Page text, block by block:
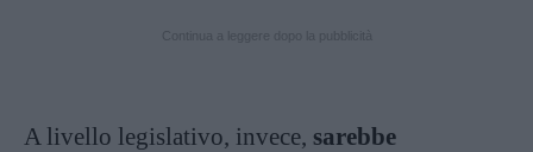
A livello legislativo, invece, sarebbe